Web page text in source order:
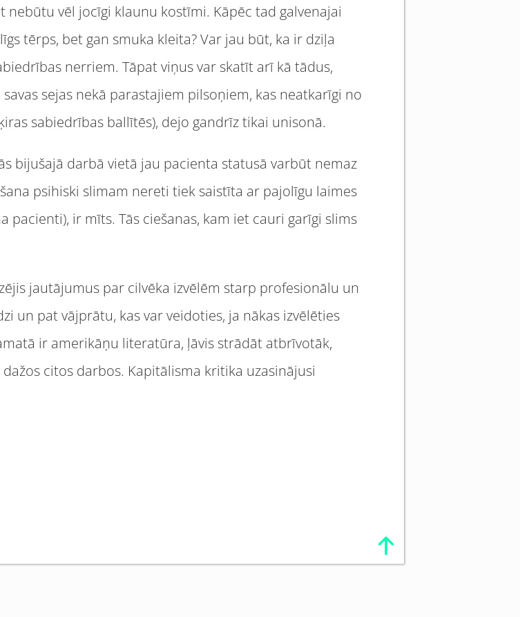
vēl jocīgi klaunu kostīmi. Kāpēc tad galvenajai
tērps, bet gan smuka kleita? Var jau būt, ka ir dziļa
nerriem. Tāpat viņus var skatīt arī kā tādus,
sejas nekā parastajiem pilsoņiem, kas neatkarīgi no
sabiedrības ballītēs), dejo gandrīz tikai unisonā.
bijušajā darbā vietā jau pacienta statusā varbūt nemaz
psihiski slimam nereti tiek saistīta ar pajolīgu laimes
pacienti), ir mīts. Tās ciešanas, kam iet cauri garīgi slims
jautājumus par cilvēka izvēlēm starp profesionālu un
un pat vājprātu, kas var veidoties, ja nākas izvēlēties
ir amerikāņu literatūra, ļāvis strādāt atbrīvotāk,
citos darbos. Kapitālisma kritika uzasinājusi